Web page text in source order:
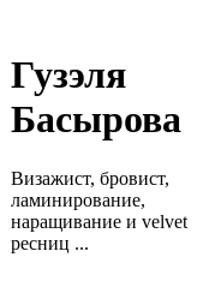
Гузэля
Басырова
Визажист, бровист,
ламинирование,
наращивание и velvet
ресниц ...